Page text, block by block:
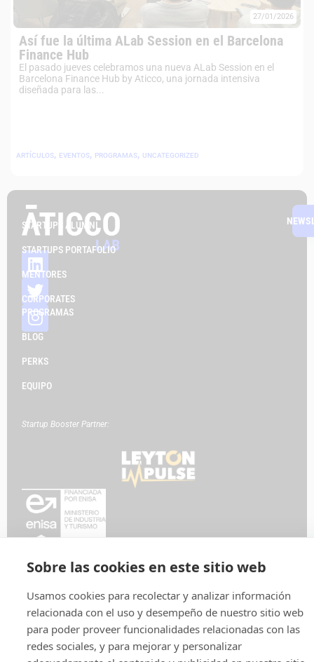
27/01/2026
Así fue la última ALab Session en el Barcelona
Finance Hub
El pasado jueves celebramos una nueva ALab Session en el
Barcelona Finance Hub by Aticco, una jornada intensiva
diseñada para las...
ARTÍCULOS, EVENTOS, PROGRAMAS, UNCATEGORIZED
STARTUPS ALUMNI
STARTUPS PORTAFOLIO
MENTORES
CORPORATES
PROGRAMAS
BLOG
PERKS
EQUIPO
Startup Booster Partner:
Política de privacidad Aviso legal Política de cookies
Sobre las cookies en este sitio web
Usamos cookies para recolectar y analizar información
relacionada con el uso y desempeño de nuestro sitio web
para poder proveer funcionalidades relacionadas con las
redes sociales, y para mejorar y personalizar